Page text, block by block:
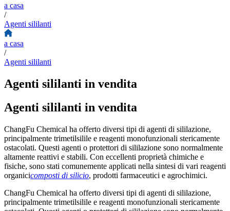
a casa
/
Agenti sililanti
a casa
/
Agenti sililanti
Agenti sililanti in vendita
Agenti sililanti in vendita
ChangFu Chemical ha offerto diversi tipi di agenti di sililazione,
principalmente trimetilsilile e reagenti monofunzionali stericamente
ostacolati. Questi agenti o protettori di sililazione sono normalmente
altamente reattivi e stabili. Con eccellenti proprietà chimiche e
fisiche, sono stati comunemente applicati nella sintesi di vari reagenti
organicicomposti di silicio, prodotti farmaceutici e agrochimici.
ChangFu Chemical ha offerto diversi tipi di agenti di sililazione,
principalmente trimetilsilile e reagenti monofunzionali stericamente